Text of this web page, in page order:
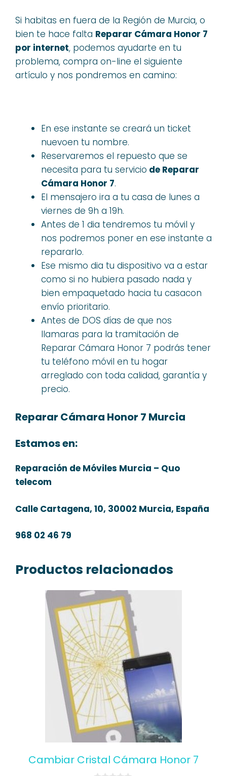
Si habitas en fuera de la Región de Murcia, o
bien te hace falta Reparar Cámara Honor 7
por internet, podemos ayudarte en tu
problema, compra on-line el siguiente
artículo y nos pondremos en camino:
En ese instante se creará un ticket
nuevoen tu nombre.
Reservaremos el repuesto que se
necesita para tu servicio de Reparar
Cámara Honor 7.
El mensajero ira a tu casa de lunes a
viernes de 9h a 19h.
Antes de 1 dia tendremos tu móvil y
nos podremos poner en ese instante a
repararlo.
Ese mismo dia tu dispositivo va a estar
como si no hubiera pasado nada y
bien empaquetado hacia tu casacon
envío prioritario.
Antes de DOS días de que nos
llamaras para la tramitación de
Reparar Cámara Honor 7 podrás tener
tu teléfono móvil en tu hogar
arreglado con toda calidad, garantía y
precio.
Reparar Cámara Honor 7 Murcia
Estamos en:
Reparación de Móviles Murcia – Quo
telecom
Calle Cartagena, 10, 30002 Murcia, España
968 02 46 79
Productos relacionados
Cambiar Cristal Cámara Honor 7